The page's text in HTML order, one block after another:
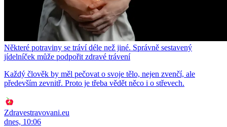
Některé potraviny se tráví déle než jiné. Správně sestavený
jídelníček může podpořit zdravé trávení
Každý člověk by měl pečovat o svoje tělo, nejen zvenčí, ale
především zevnitř. Proto je třeba vědět něco i o střevech.
Zdravestravovani.eu
dnes, 10:06